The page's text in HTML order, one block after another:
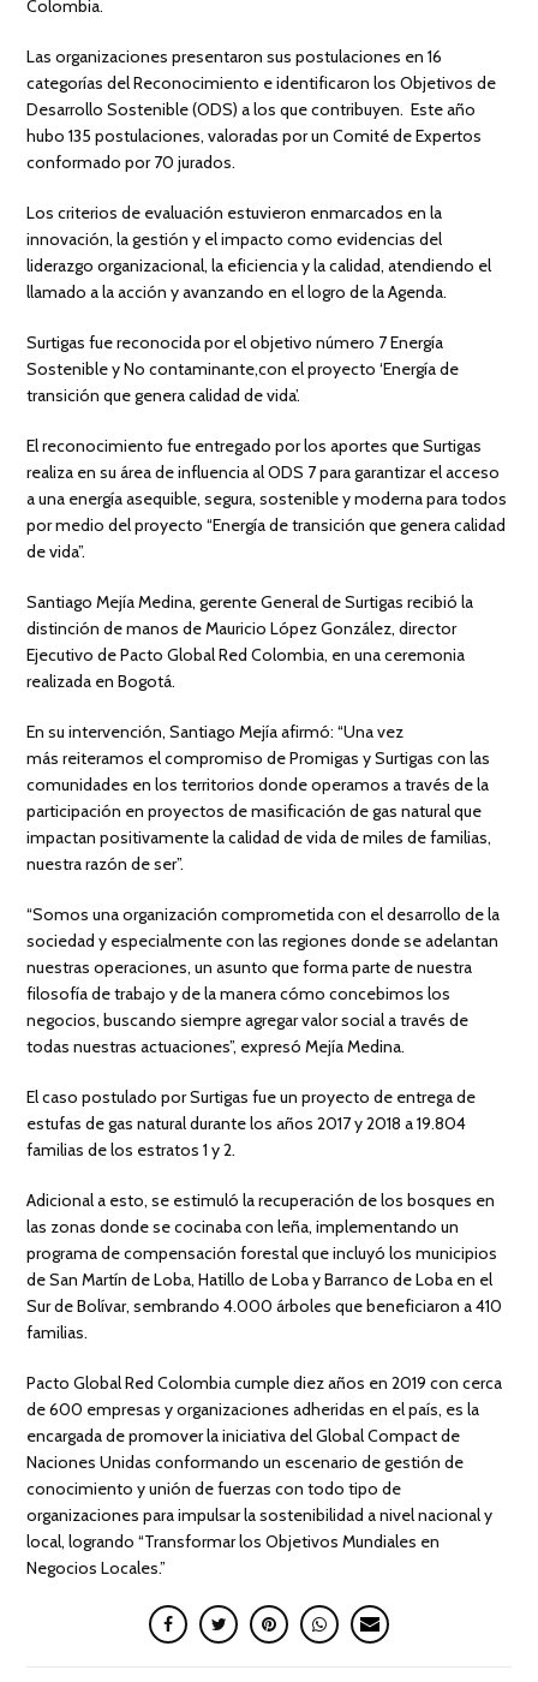
Colombia.
Las organizaciones presentaron sus postulaciones en 16
categorías del Reconocimiento e identificaron los Objetivos de
Desarrollo Sostenible (ODS) a los que contribuyen. Este año
hubo 135 postulaciones, valoradas por un Comité de Expertos
conformado por 70 jurados.
Los criterios de evaluación estuvieron enmarcados en la
innovación, la gestión y el impacto como evidencias del
liderazgo organizacional, la eficiencia y la calidad, atendiendo el
llamado a la acción y avanzando en el logro de la Agenda.
Surtigas fue reconocida por el objetivo número 7 Energía
Sostenible y No contaminante,con el proyecto ‘Energía de
transición que genera calidad de vida’.
El reconocimiento fue entregado por los aportes que Surtigas
realiza en su área de influencia al ODS 7 para garantizar el acceso
a una energía asequible, segura, sostenible y moderna para todos
por medio del proyecto “Energía de transición que genera calidad
de vida”.
Santiago Mejía Medina, gerente General de Surtigas recibió la
distinción de manos de Mauricio López González, director
Ejecutivo de Pacto Global Red Colombia, en una ceremonia
realizada en Bogotá.
En su intervención, Santiago Mejía afirmó: “Una vez
más reiteramos el compromiso de Promigas y Surtigas con las
comunidades en los territorios donde operamos a través de la
participación en proyectos de masificación de gas natural que
impactan positivamente la calidad de vida de miles de familias,
nuestra razón de ser”.
“Somos una organización comprometida con el desarrollo de la
sociedad y especialmente con las regiones donde se adelantan
nuestras operaciones, un asunto que forma parte de nuestra
filosofía de trabajo y de la manera cómo concebimos los
negocios, buscando siempre agregar valor social a través de
todas nuestras actuaciones”, expresó Mejía Medina.
El caso postulado por Surtigas fue un proyecto de entrega de
estufas de gas natural durante los años 2017 y 2018 a 19.804
familias de los estratos 1 y 2.
Adicional a esto, se estimuló la recuperación de los bosques en
las zonas donde se cocinaba con leña, implementando un
programa de compensación forestal que incluyó los municipios
de San Martín de Loba, Hatillo de Loba y Barranco de Loba en el
Sur de Bolívar, sembrando 4.000 árboles que beneficiaron a 410
familias.
Pacto Global Red Colombia cumple diez años en 2019 con cerca
de 600 empresas y organizaciones adheridas en el país, es la
encargada de promover la iniciativa del Global Compact de
Naciones Unidas conformando un escenario de gestión de
conocimiento y unión de fuerzas con todo tipo de
organizaciones para impulsar la sostenibilidad a nivel nacional y
local, logrando “Transformar los Objetivos Mundiales en
Negocios Locales.”